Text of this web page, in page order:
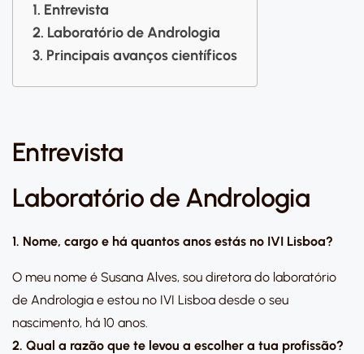
Entrevista
Laboratório de Andrologia
Principais avanços científicos
Entrevista
Laboratório de Andrologia
1. Nome, cargo e há quantos anos estás no IVI Lisboa?
O meu nome é Susana Alves, sou diretora do laboratório
de Andrologia e estou no IVI Lisboa desde o seu
nascimento, há 10 anos.
2. Qual a razão que te levou a escolher a tua profissão?